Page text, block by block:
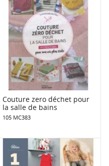
Couture zero déchet pour
la salle de bains
105 MC383